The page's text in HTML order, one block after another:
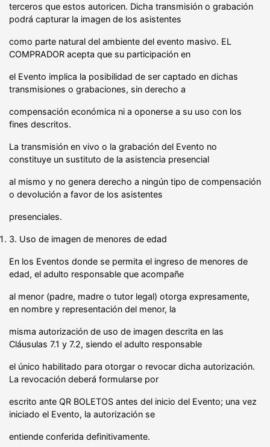
terceros que estos autoricen. Dicha transmisión o grabación
podrá capturar la imagen de los asistentes
como parte natural del ambiente del evento masivo. EL
COMPRADOR acepta que su participación en
el Evento implica la posibilidad de ser captado en dichas
transmisiones o grabaciones, sin derecho a
compensación económica ni a oponerse a su uso con los
fines descritos.
La transmisión en vivo o la grabación del Evento no
constituye un sustituto de la asistencia presencial
al mismo y no genera derecho a ningún tipo de compensación
o devolución a favor de los asistentes
presenciales.
3. Uso de imagen de menores de edad
En los Eventos donde se permita el ingreso de menores de
edad, el adulto responsable que acompañe
al menor (padre, madre o tutor legal) otorga expresamente,
en nombre y representación del menor, la
misma autorización de uso de imagen descrita en las
Cláusulas 7.1 y 7.2, siendo el adulto responsable
el único habilitado para otorgar o revocar dicha autorización.
La revocación deberá formularse por
escrito ante QR BOLETOS antes del inicio del Evento; una vez
iniciado el Evento, la autorización se
entiende conferida definitivamente.